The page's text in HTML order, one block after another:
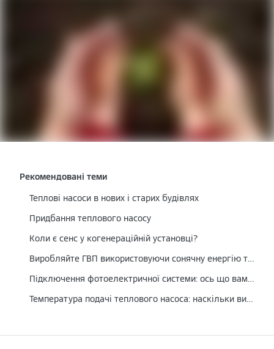
Рекомендовані теми
Теплові насоси в нових і старих будівлях
Придбання теплового насосу
Коли є сенс у когенераційній установці?
Виробляйте ГВП використовуючи сонячну енергію та скорочуйте витрати
Підключення фотоелектричної системи: ось що вам потрібно знати
Температура подачі теплового насоса: наскільки високою вона може бути?